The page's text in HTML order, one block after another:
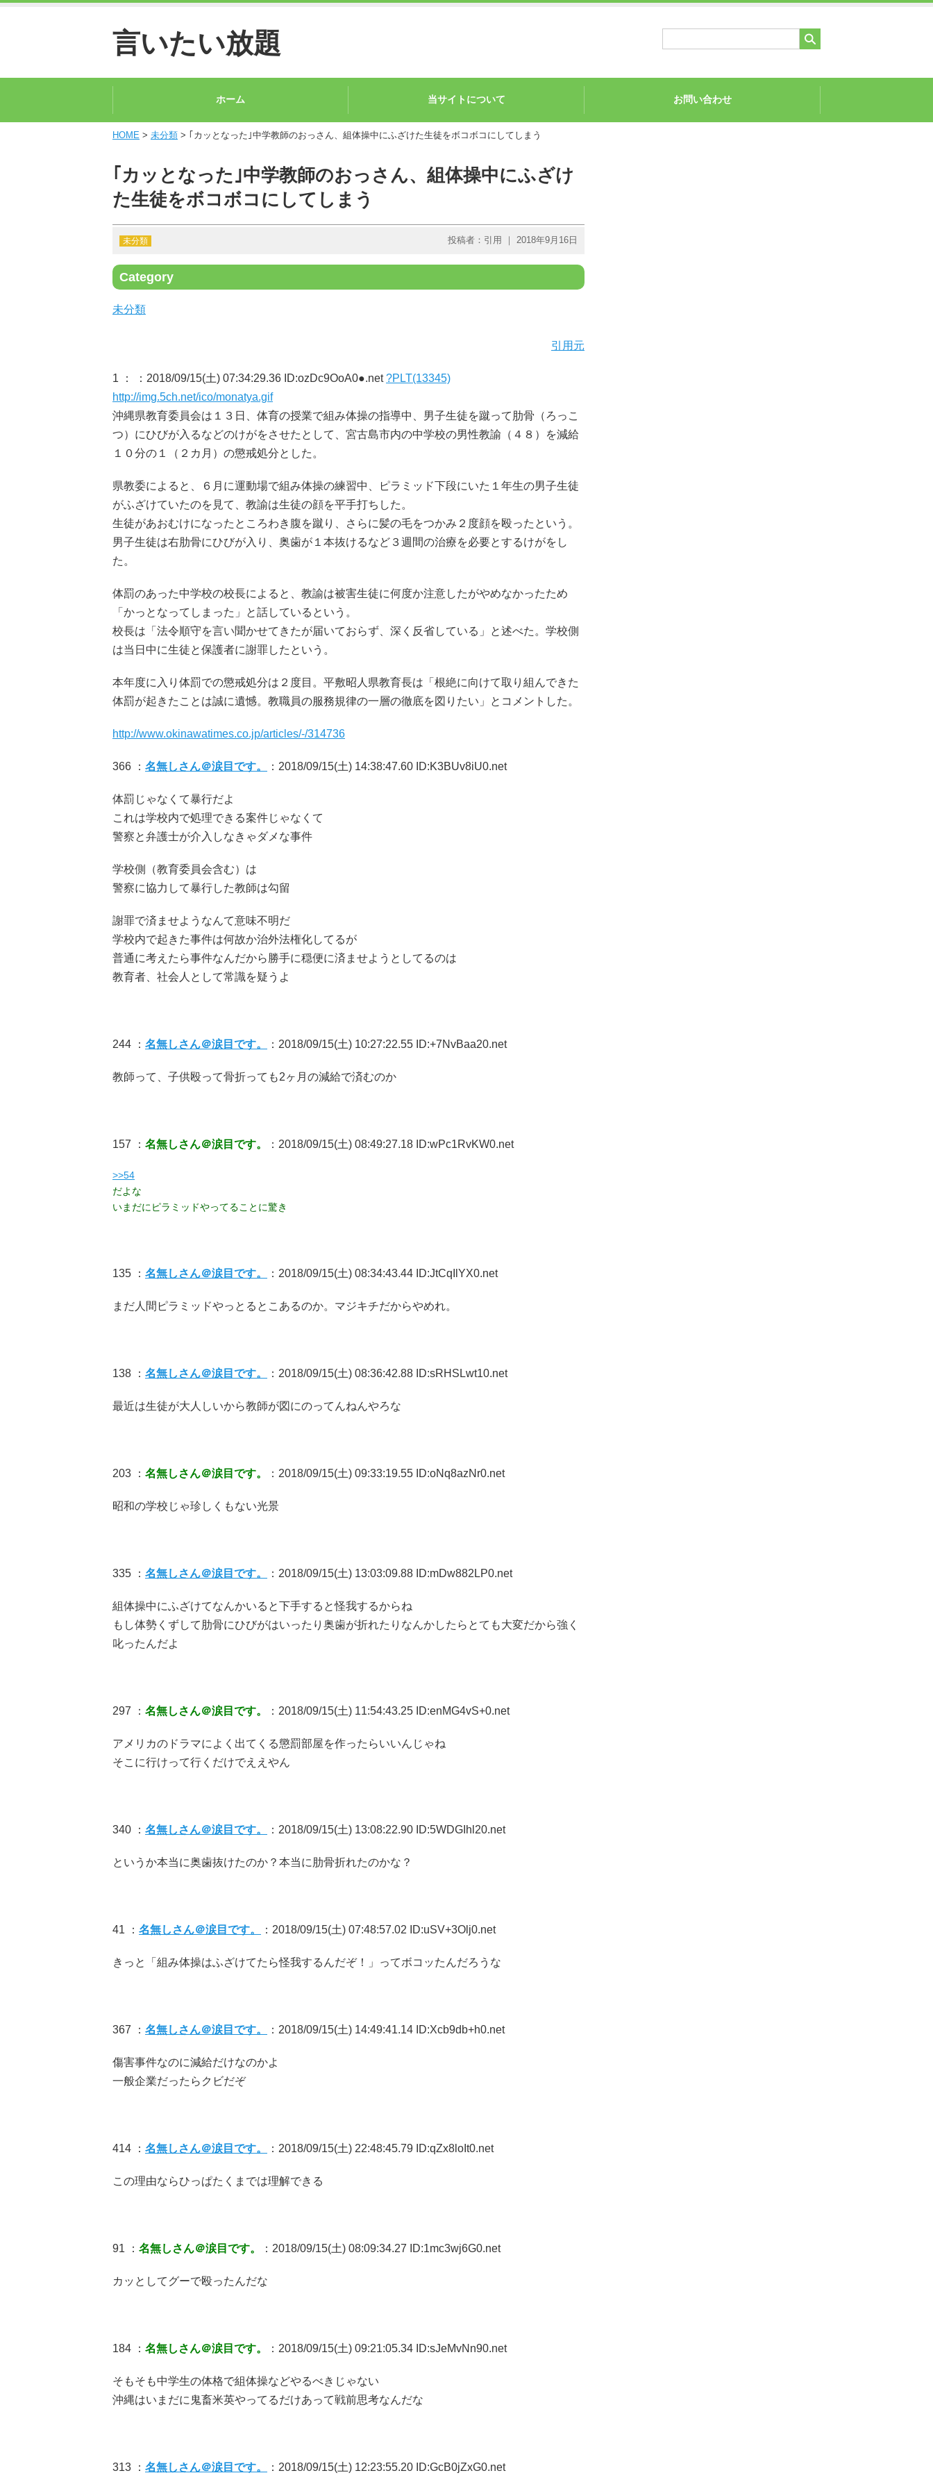
言いたい放題
ホーム 当サイトについて お問い合わせ
HOME > 未分類 > ｢カッとなった｣中学教師のおっさん、組体操中にふざけた生徒をボコボコにしてしまう
｢カッとなった｣中学教師のおっさん、組体操中にふざけ
た生徒をボコボコにしてしまう
未分類 投稿者：引用 ｜ 2018年9月16日
Category
未分類
引用元
1 ： ：2018/09/15(土) 07:34:29.36 ID:ozDc9OoA0●.net?PLT(13345)
http://img.5ch.net/ico/monatya.gif
沖縄県教育委員会は１３日、体育の授業で組み体操の指導中、男子生徒を蹴って肋骨（ろっこ
つ）にひびが入るなどのけがをさせたとして、宮古島市内の中学校の男性教諭（４８）を減給
１０分の１（２カ月）の懲戒処分とした。
県教委によると、６月に運動場で組み体操の練習中、ピラミッド下段にいた１年生の男子生徒
がふざけていたのを見て、教諭は生徒の顔を平手打ちした。
生徒があおむけになったところわき腹を蹴り、さらに髪の毛をつかみ２度顔を殴ったという。
男子生徒は右肋骨にひびが入り、奥歯が１本抜けるなど３週間の治療を必要とするけがをし
た。
体罰のあった中学校の校長によると、教諭は被害生徒に何度か注意したがやめなかったため
「かっとなってしまった」と話しているという。
校長は「法令順守を言い聞かせてきたが届いておらず、深く反省している」と述べた。学校側
は当日中に生徒と保護者に謝罪したという。
本年度に入り体罰での懲戒処分は２度目。平敷昭人県教育長は「根絶に向けて取り組んできた
体罰が起きたことは誠に遺憾。教職員の服務規律の一層の徹底を図りたい」とコメントした。
http://www.okinawatimes.co.jp/articles/-/314736
366 ： 名無しさん＠涙目です。 ：2018/09/15(土) 14:38:47.60 ID:K3BUv8iU0.net
体罰じゃなくて暴行だよ
これは学校内で処理できる案件じゃなくて
警察と弁護士が介入しなきゃダメな事件
学校側（教育委員会含む）は
警察に協力して暴行した教師は勾留
謝罪で済ませようなんて意味不明だ
学校内で起きた事件は何故か治外法権化してるが
普通に考えたら事件なんだから勝手に穏便に済ませようとしてるのは
教育者、社会人として常識を疑うよ
244 ： 名無しさん＠涙目です。 ：2018/09/15(土) 10:27:22.55 ID:+7NvBaa20.net
教師って、子供殴って骨折っても2ヶ月の減給で済むのか
157 ： 名無しさん＠涙目です。 ：2018/09/15(土) 08:49:27.18 ID:wPc1RvKW0.net
>>54
だよな
いまだにピラミッドやってることに驚き
135 ： 名無しさん＠涙目です。 ：2018/09/15(土) 08:34:43.44 ID:JtCqIlYX0.net
まだ人間ピラミッドやっとるとこあるのか。マジキチだからやめれ。
138 ： 名無しさん＠涙目です。 ：2018/09/15(土) 08:36:42.88 ID:sRHSLwt10.net
最近は生徒が大人しいから教師が図にのってんねんやろな
203 ： 名無しさん＠涙目です。 ：2018/09/15(土) 09:33:19.55 ID:oNq8azNr0.net
昭和の学校じゃ珍しくもない光景
335 ： 名無しさん＠涙目です。 ：2018/09/15(土) 13:03:09.88 ID:mDw882LP0.net
組体操中にふざけてなんかいると下手すると怪我するからね
もし体勢くずして肋骨にひびがはいったり奥歯が折れたりなんかしたらとても大変だから強く
叱ったんだよ
297 ： 名無しさん＠涙目です。 ：2018/09/15(土) 11:54:43.25 ID:enMG4vS+0.net
アメリカのドラマによく出てくる懲罰部屋を作ったらいいんじゃね
そこに行けって行くだけでええやん
340 ： 名無しさん＠涙目です。 ：2018/09/15(土) 13:08:22.90 ID:5WDGIhl20.net
というか本当に奥歯抜けたのか？本当に肋骨折れたのかな？
41 ： 名無しさん＠涙目です。 ：2018/09/15(土) 07:48:57.02 ID:uSV+3Olj0.net
きっと「組み体操はふざけてたら怪我するんだぞ！」ってボコッたんだろうな
367 ： 名無しさん＠涙目です。 ：2018/09/15(土) 14:49:41.14 ID:Xcb9db+h0.net
傷害事件なのに減給だけなのかよ
一般企業だったらクビだぞ
414 ： 名無しさん＠涙目です。 ：2018/09/15(土) 22:48:45.79 ID:qZx8loIt0.net
この理由ならひっぱたくまでは理解できる
91 ： 名無しさん＠涙目です。 ：2018/09/15(土) 08:09:34.27 ID:1mc3wj6G0.net
カッとしてグーで殴ったんだな
184 ： 名無しさん＠涙目です。 ：2018/09/15(土) 09:21:05.34 ID:sJeMvNn90.net
そもそも中学生の体格で組体操などやるべきじゃない
沖縄はいまだに鬼畜米英やってるだけあって戦前思考なんだな
313 ： 名無しさん＠涙目です。 ：2018/09/15(土) 12:23:55.20 ID:GcB0jZxG0.net